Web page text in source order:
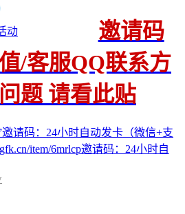
动
邀请码
/客服QQ联系方
题 请看此贴
请码：24小时自动发卡（微信+支
item/6mrlcp邀请码：24小时自